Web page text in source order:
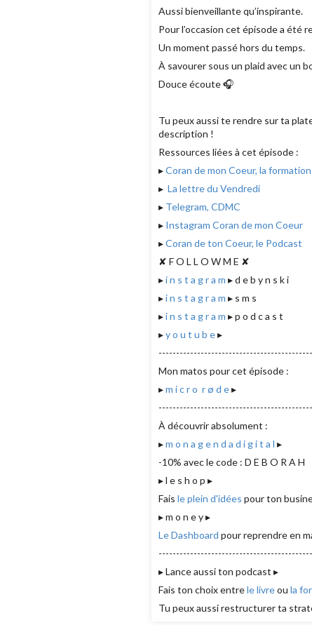
Aussi bienveillante qu’inspirante.
Pour l’occasion cet épisode a été
Un moment passé hors du temps.
À savourer sous un plaid avec un
Douce écoute 🎧
Tu peux aussi te rendre sur ta
description !
Ressources liées à cet épisode :
▸Coran de mon Coeur, la formation
▸ La lettre du Vendredi
▸ Telegram, CDMC
▸ Instagram Coran de mon Coeur
▸Coran de ton Coeur, le Podcast
✘ F O L L O W M E ✘
▸i n s t a g r a m ▸ d e b y n s k i
▸i n s t a g r a m ▸ s m s
▸i n s t a g r a m ▸ p o d c a s t
▸y o u t u b e▸
Mon matos pour cet épisode :
▸m i c r o r ø d e▸
À découvrir absolument :
▸m o n a g e n d a d i g i t a l ▸
-10% avec le code : D E B O R A H
▸ l e s h o p ▸
Fais le plein d'idées pour ton
▸ m o n e y ▸
Le Dashboard pour reprendre en
▸ Lance aussi ton podcast ▸
Fais ton choix entrele livreou la
Tu peux aussi restructurer ta